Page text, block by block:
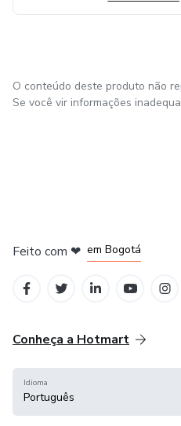
O conteúdo deste produto não
Se você vir informações
Feito com ❤ em Bogotá
Conheça a Hotmart
Idioma
Português